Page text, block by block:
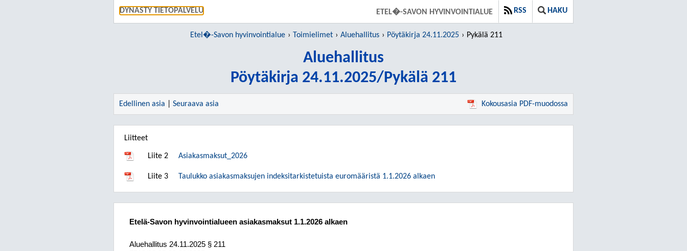
DYNASTY TIETOPALVELU SIIRRY SUORAAN PÄÄSISÄLTÖÖN
ETEL�-SAVON HYVINVOINTIALUE RSS HAKU
Etel�-Savon hyvinvointialue Toimielimet Aluehallitus Pöytäkirja 24.11.2025 Pykälä 211
Aluehallitus
Pöytäkirja 24.11.2025/Pykälä 211
Edellinen asia Seuraava asia Kokousasia PDF-muodossa
Liitteet
Liite 2 Asiakasmaksut_2026
Liite 3 Taulukko asiakasmaksujen indeksitarkistetuista euromääristä 1.1.2026 alkaen
Etelä-Savon hyvinvointialueen asiakasmaksut 1.1.2026 alkaen
Aluehallitus 24.11.2025 § 211